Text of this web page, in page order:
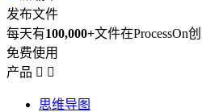
发布文件
每天有100,000+文件在ProcessOn
免费使用
产品  
思维导图